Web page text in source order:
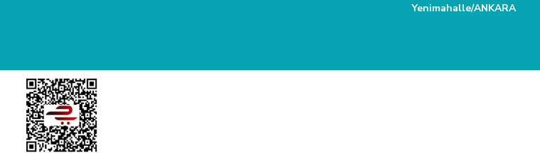
Yenimahalle/ANKARA